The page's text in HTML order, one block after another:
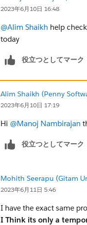
2023年6月10日 16:48
@Alim Shaikh help
today
役立つとしてマーク
Alim Shaikh (Penny
2023年6月10日 17:19
Hi @Manoj Nambirajan
役立つとしてマーク
Mohith Seerapu (Gitam
2023年6月11日 5:46
I have the exact same
I Think its only a